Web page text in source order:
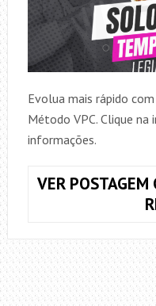
Evolua mais rápido
Método VPC. Clique na
informações.
VER